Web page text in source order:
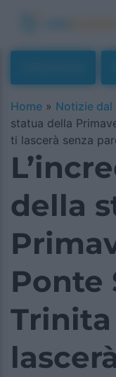
Home » Notizie dal
statua della
ti lascerà senza
della
Ponte